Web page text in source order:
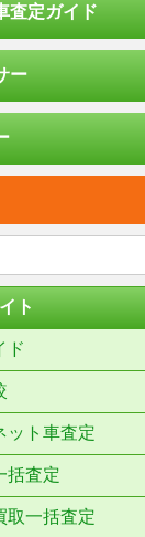
査定ガイド
ー
ト
ド
ット車査定
括査定
取一括査定